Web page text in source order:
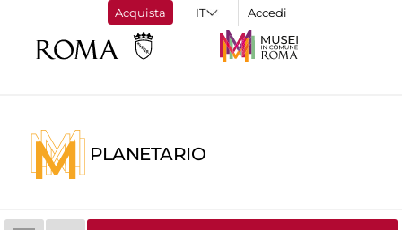
Acquista Accedi
PLANETARIO